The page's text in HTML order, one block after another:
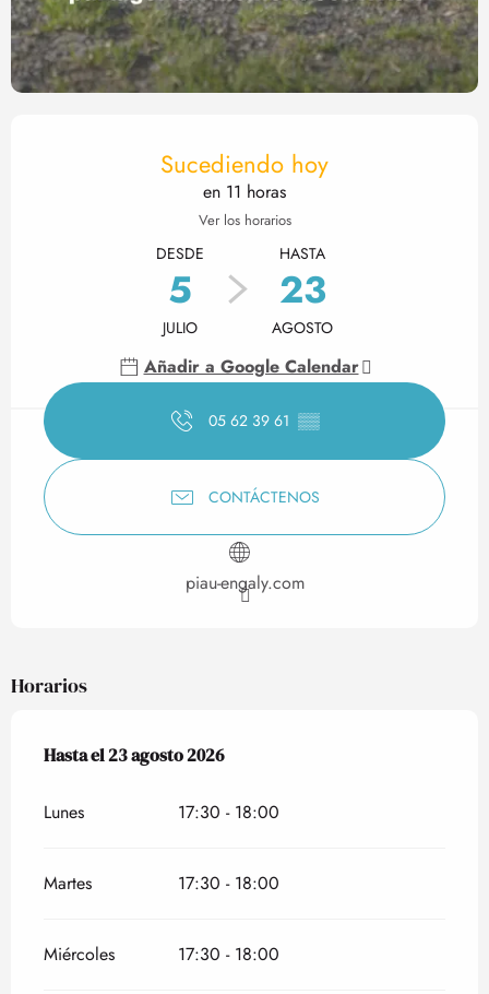
Horarios y datos de
Sucediendo hoy
en 11 horas
Ver los horarios
DESDE
5
JULIO
HASTA
23
AGOSTO
Añadir a Google Calendar
05 62 39 61 ▒▒
CONTÁCTENOS
piau-engaly.com
Horarios
Del5 julio 2026al23 agosto 2026
Hasta el23 agosto 2026
Lunes 17:30 - 18:00
Martes 17:30 - 18:00
Miércoles 17:30 - 18:00